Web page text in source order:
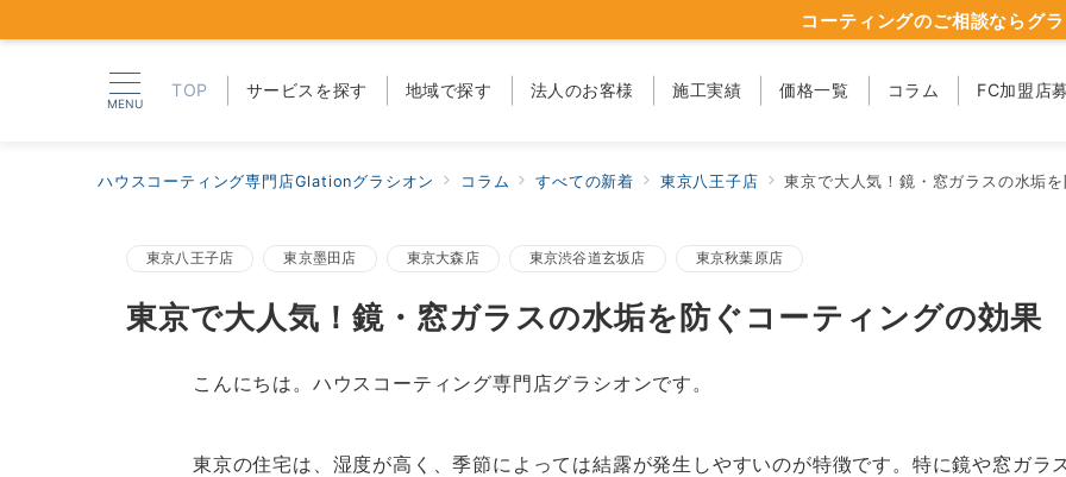
MENU
TOP サービスを探す 地域で探す 法人のお客様 施工実績 価格一覧 コラム FC加盟店
コーティングのご相談ならグ
ハウスコーティング専門店Glationグラシオン コラム すべての新着 東京八王子店 東京で大人気！鏡・窓ガラスの水垢
東京八王子店 東京墨田店 東京大森店 東京渋谷道玄坂店 東京秋葉原店
東京で大人気！鏡・窓ガラスの水垢を防ぐコーティングの効果
こんにちは。ハウスコーティング専門店グラシオンです。
東京の住宅は、湿度が高く、季節によっては結露が発生しやすいのが特徴です。特に鏡や窓ガラ